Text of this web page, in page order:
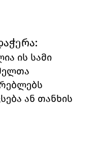
ის სამი
ან თანხის